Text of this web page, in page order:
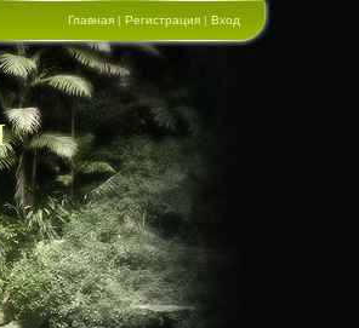
Главная | Регистрация | Вход